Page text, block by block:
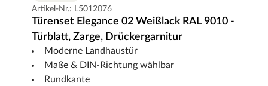
Artikel-Nr.: L5012076
Türenset Elegance 02 Weißlack RAL 9010 -
Türblatt, Zarge, Drückergarnitur
Moderne Landhaustür
Maße & DIN-Richtung wählbar
Rundkante